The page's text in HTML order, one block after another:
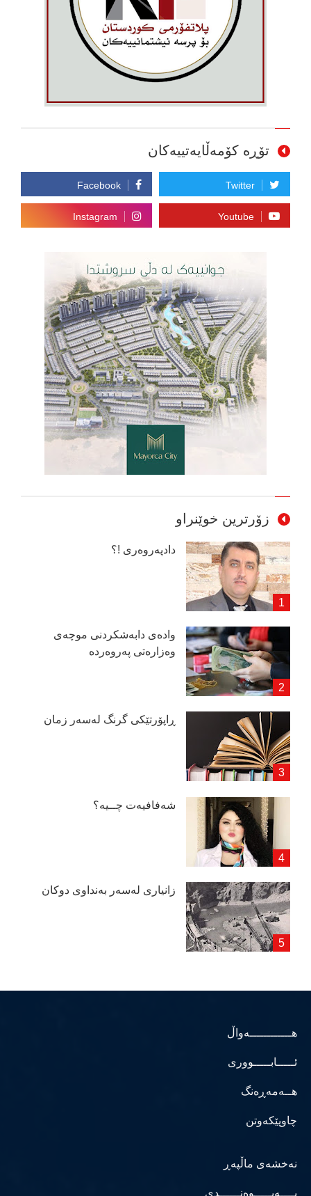
تۆڕە کۆمەڵایەتییەکان
زۆرترین خوێنراو
دادپەروەری !؟
وادەی دابەشكردنی موچەی
وەزارەتی پەروەردە
ڕاپۆرتێكی گرنگ لەسەر زمان
شەفافیەت چــیە؟
زانیاری لەسەر بەنداوی دوكان
هــــــــــــەواڵ
ئـــــابـــــووری
هــەمەڕەنگ
چاوپێکەوتن
نەخشەی ماڵپەڕ
پــــەیـــــوەنــــــدی